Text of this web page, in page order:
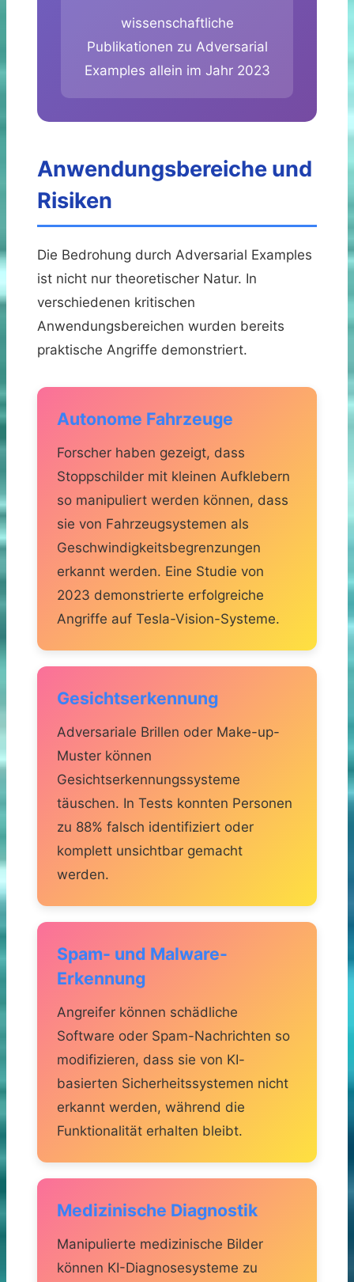
wissenschaftliche
Publikationen zu Adversarial
Examples allein im Jahr 2023
Anwendungsbereiche und
Risiken
Die Bedrohung durch Adversarial Examples
ist nicht nur theoretischer Natur. In
verschiedenen kritischen
Anwendungsbereichen wurden bereits
praktische Angriffe demonstriert.
Autonome Fahrzeuge
Forscher haben gezeigt, dass
Stoppschilder mit kleinen Aufklebern
so manipuliert werden können, dass
sie von Fahrzeugsystemen als
Geschwindigkeitsbegrenzungen
erkannt werden. Eine Studie von
2023 demonstrierte erfolgreiche
Angriffe auf Tesla-Vision-Systeme.
Gesichtserkennung
Adversariale Brillen oder Make-up-
Muster können
Gesichtserkennungssysteme
täuschen. In Tests konnten Personen
zu 88% falsch identifiziert oder
komplett unsichtbar gemacht
werden.
Spam- und Malware-
Erkennung
Angreifer können schädliche
Software oder Spam-Nachrichten so
modifizieren, dass sie von KI-
basierten Sicherheitssystemen nicht
erkannt werden, während die
Funktionalität erhalten bleibt.
Medizinische Diagnostik
Manipulierte medizinische Bilder
können KI-Diagnosesysteme zu